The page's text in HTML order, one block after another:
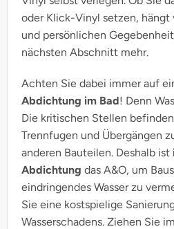
oder Klick-Vinyl setzen, hängt
und persönlichen
nächsten Abschnitt mehr.
Achten Sie dabei immer auf
Abdichtung im Bad! Denn
Die kritischen Stellen
Trennfugen und Übergängen
anderen Bauteilen. Deshalb ist
Abdichtung das A&O, um
eindringendes Wasser zu
Sie eine kostspielige
Wasserschadens. Ziehen Sie